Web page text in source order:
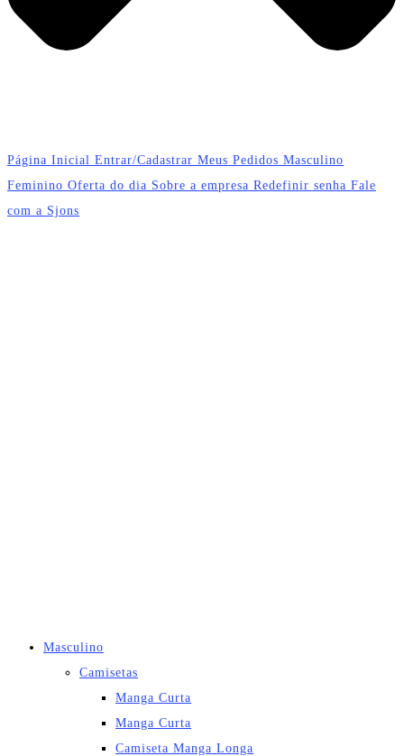
Página Inicial Entrar/Cadastrar Meus Pedidos Masculino
Feminino Oferta do dia Sobre a empresa Redefinir senha Fale
com a Sjons
Masculino
Camisetas
Manga Curta
Manga Curta
Camiseta Manga Longa